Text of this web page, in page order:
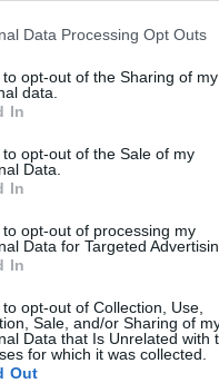
Data Processing Opt Outs
to opt-out of the Sharing of my
data.
In
to opt-out of the Sale of my
Data.
In
to opt-out of processing my
Data for Targeted
In
opt-out of Collection, Use,
Sale, and/or Sharing of
Data that Is Unrelated with
for which it was collected.
Out
veta mer